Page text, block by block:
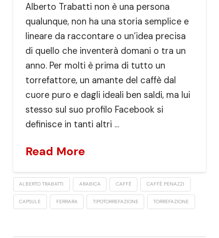
Alberto Trabatti non è una persona
qualunque, non ha una storia semplice e
lineare da raccontare o un’idea precisa
di quello che inventerà domani o tra un
anno. Per molti è prima di tutto un
torrefattore, un amante del caffè dal
cuore puro e dagli ideali ben saldi, ma lui
stesso sul suo profilo Facebook si
definisce in tanti altri …
Read More
ALBERTO TRABATTI ARABICA CAFFÈ CAFFÈ PENAZZI
CAPSULE FERRARA TIPOTORREFAZIONE TORREFAZIONE